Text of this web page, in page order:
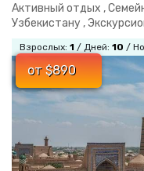
Активный отдых ,
Узбекистану ,
Взрослых: 1 / Дней: 10 /
от $890